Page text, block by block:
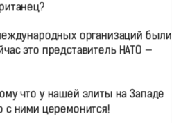
организаций были
это представитель НАТО —
что у нашей элиты на Западе
с ними церемонится!